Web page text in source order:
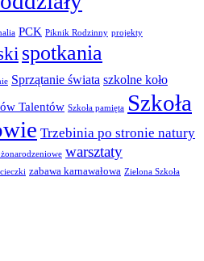
PCK Piknik Rodzinny projekty
spotkania
Sprzątanie świata szkolne koło
Talentów Szkoła pamięta Szkoła
Trzebinia po stronie natury
warsztaty
zabawa karnawałowa Zielona Szkoła